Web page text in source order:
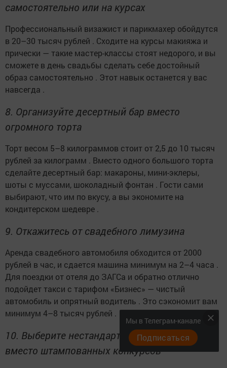
самостоятельно или на курсах
Профессиональный визажист и парикмахер обойдутся
в 20–30 тысяч рублей . Сходите на курсы макияжа и
прически — такие мастер-классы стоят недорого, и вы
сможете в день свадьбы сделать себе достойный
образ самостоятельно . Этот навык останется у вас
навсегда .
8. Организуйте десертный бар вместо
огромного торта
Торт весом 5–8 килограммов стоит от 2,5 до 10 тысяч
рублей за килограмм . Вместо одного большого торта
сделайте десертный бар: макароны, мини-эклеры,
шоты с муссами, шоколадный фонтан . Гости сами
выбирают, что им по вкусу, а вы экономите на
кондитерском шедевре .
9. Откажитесь от свадебного лимузина
Аренда свадебного автомобиля обходится от 2000
рублей в час, и сдается машина минимум на 2–4 часа .
Для поездки от отеля до ЗАГСа и обратно отлично
подойдет такси с тарифом «Бизнес» — чистый
автомобиль и опрятный водитель . Это сэкономит вам
минимум 4–8 тысяч рублей .
10. Выберите нестандартные развлечения
вместо штампованных конкурсов
Мы в Телеграм-канале
Подписаться